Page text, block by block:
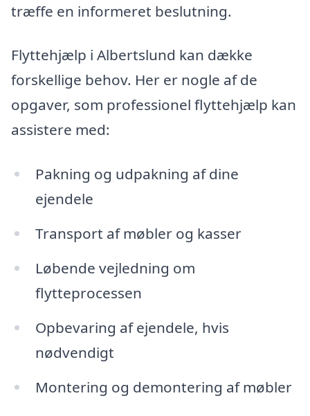
træffe en informeret beslutning.
Flyttehjælp i Albertslund kan dække
forskellige behov. Her er nogle af de
opgaver, som professionel flyttehjælp kan
assistere med:
Pakning og udpakning af dine
ejendele
Transport af møbler og kasser
Løbende vejledning om
flytteprocessen
Opbevaring af ejendele, hvis
nødvendigt
Montering og demontering af møbler